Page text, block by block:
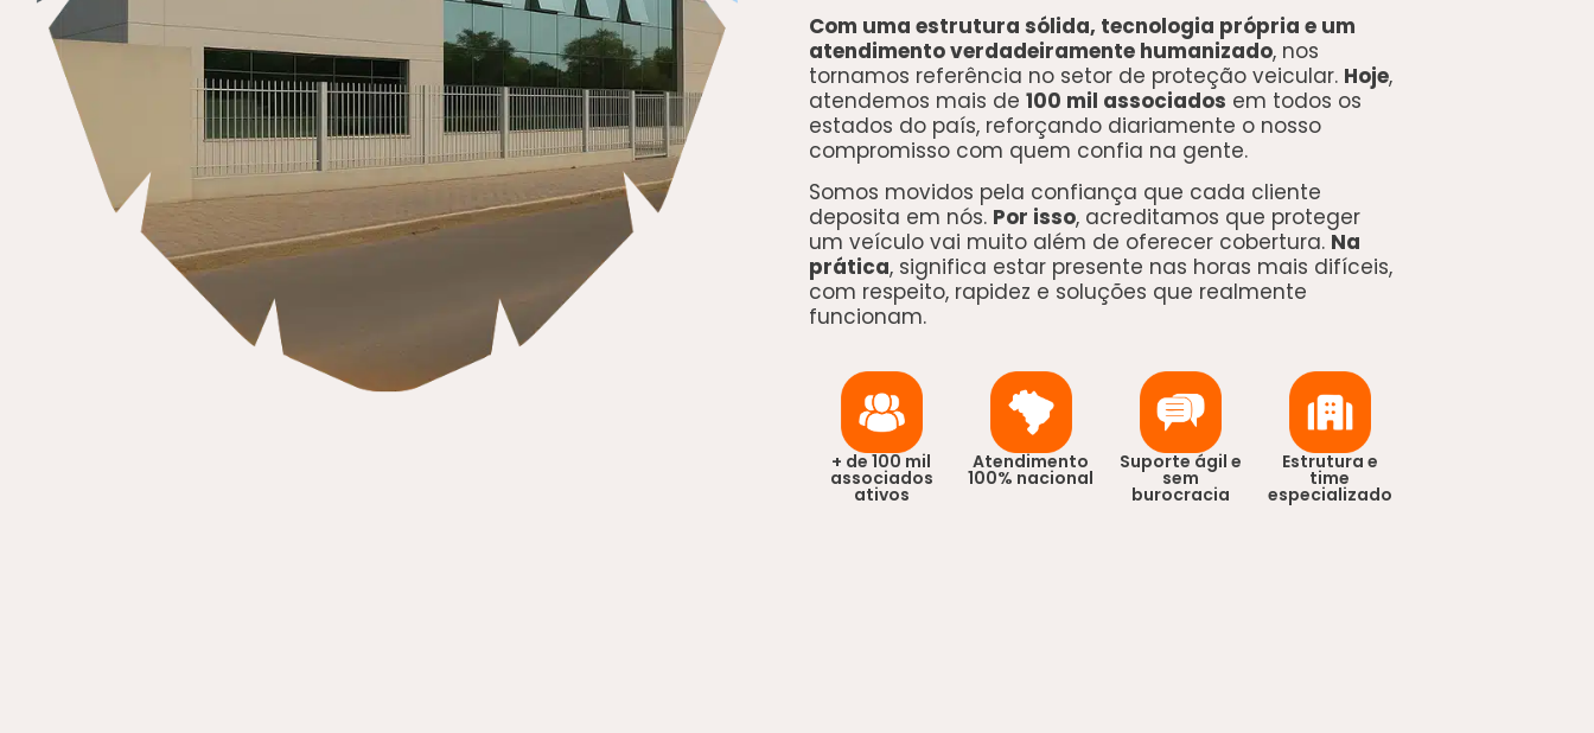
Com uma estrutura sólida, tecnologia própria e um
atendimento verdadeiramente humanizado, nos
tornamos referência no setor de proteção veicular. Hoje,
atendemos mais de 100 mil associados em todos os
estados do país, reforçando diariamente o nosso
compromisso com quem confia na gente.
Somos movidos pela confiança que cada cliente
deposita em nós. Por isso, acreditamos que proteger
um veículo vai muito além de oferecer cobertura. Na
prática, significa estar presente nas horas mais difíceis,
com respeito, rapidez e soluções que realmente
funcionam.
+ de 100 mil
associados
ativos
Atendimento
100% nacional
Suporte ágil e
sem
burocracia
Estrutura e
time
especializado